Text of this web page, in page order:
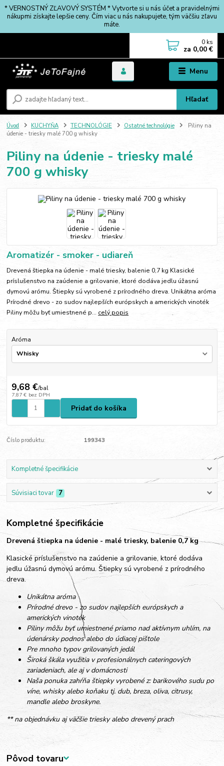
* VERNOSTNÝ ZĽAVOVÝ SYSTÉM * Vytvorte si u nás účet a pravidelnými
nákupmi získajte lepšie ceny. Čím viac u nás nakupujete, tým väčšiu zľavu
máte.
Menu
Hľadať
0 ks
za 0,00 €
Úvod KUCHYŇA TECHNOLÓGIE Ostatné technológie
Piliny na
údenie - triesky malé 700 g whisky
Piliny na údenie - triesky malé
700 g whisky
Aromatizér - smoker - udiareň
Drevená štiepka na údenie - malé triesky, balenie 0,7 kg Klasické
príslušenstvo na zaúdenie a grilovanie, ktoré dodáva jedlu úžasnú
dymovú arómu. Štiepky sú vyrobené z prírodného dreva. Unikátna aróma
Prírodné drevo - zo sudov najlepších európskych a amerických vinoték
Piliny môžu byť umiestnené p... celý popis
Aróma
9,68 €/bal
7,87 € bez DPH
Pridať do košíka
Číslo produktu: 199343
Kompletné špecifikácie
Súvisiaci tovar 7
Kompletné špecifikácie
Drevená štiepka na údenie - malé triesky, balenie 0,7 kg
Klasické príslušenstvo na zaúdenie a grilovanie, ktoré dodáva
jedlu úžasnú dymovú arómu. Štiepky sú vyrobené z prírodného
dreva.
Unikátna aróma
Prírodné drevo - zo sudov najlepších európskych a
amerických vinoték
Piliny môžu byť umiestnené priamo nad aktívnym uhlím, na
údenársky podnos alebo do údiacej pištole
Pre mnoho typov grilovaných jedál
Široká škála využitia v profesionálnych cateringových
zariadeniach, ale aj v domácnosti
Naša ponuka zahŕňa štiepky vyrobené z: barikového sudu po
víne, whisky alebo koňaku tj. dub, breza, oliva, citrusy,
mandle alebo broskyne.
** na objednávku aj väčšie triesky alebo drevený prach
Pôvod tovaru